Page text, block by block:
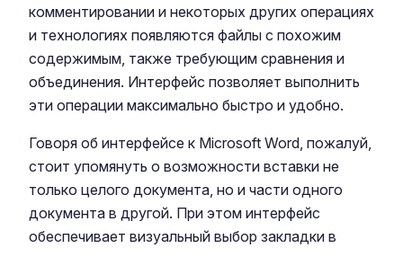
комментировании и некоторых других операциях
и технологиях появляются файлы с похожим
содержимым, также требующим сравнения и
объединения. Интерфейс позволяет выполнить
эти операции максимально быстро и удобно.
Говоря об интерфейсе к Microsoft Word, пожалуй,
стоит упомянуть о возможности вставки не
только целого документа, но и части одного
документа в другой. При этом интерфейс
обеспечивает визуальный выбор закладки в